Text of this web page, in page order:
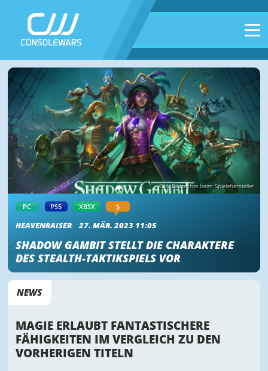
Bild: Bildrechte beim Spielehersteller
PC PS5 XBSX 5
HEAVENRAISER 27. MÄR. 2023 11:05
SHADOW GAMBIT STELLT DIE CHARAKTERE
DES STEALTH-TAKTIKSPIELS VOR
NEWS
MAGIE ERLAUBT FANTASTISCHERE
FÄHIGKEITEN IM VERGLEICH ZU DEN
VORHERIGEN TITELN